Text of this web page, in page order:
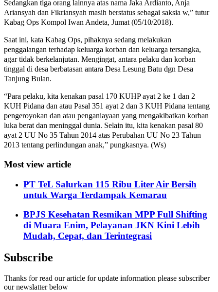
Sedangkan tiga orang lainnya atas nama Jaka Ardianto, Anja
Ariansyah dan Fikriansyah masih berstatus sebagai saksia w,” tutur
Kabag Ops Kompol Iwan Andeta, Jumat (05/10/2018).
Saat ini, kata Kabag Ops, pihaknya sedang melakukan
penggalangan terhadap keluarga korban dan keluarga tersangka,
agar tidak berkelanjutan. Mengingat, antara pelaku dan korban
tinggal di desa berbatasan antara Desa Lesung Batu dgn Desa
Tanjung Bulan.
“Para pelaku, kita kenakan pasal 170 KUHP ayat 2 ke 1 dan 2
KUH Pidana dan atau Pasal 351 ayat 2 dan 3 KUH Pidana tentang
pengeroyokan dan atau penganiayaan yang mengakibatkan korban
luka berat dan meninggal dunia. Selain itu, kita kenakan pasal 80
ayat 2 UU No 35 Tahun 2014 atas Perubahan UU No 23 Tahun
2013 tentang perlindungan anak,” pungkasnya. (Ws)
Most view article
PT TeL Salurkan 115 Ribu Liter Air Bersih
untuk Warga Terdampak Kemarau
BPJS Kesehatan Resmikan MPP Full Shifting
di Muara Enim, Pelayanan JKN Kini Lebih
Mudah, Cepat, dan Terintegrasi
Subscribe
Thanks for read our article for update information please subscriber
our newslatter below